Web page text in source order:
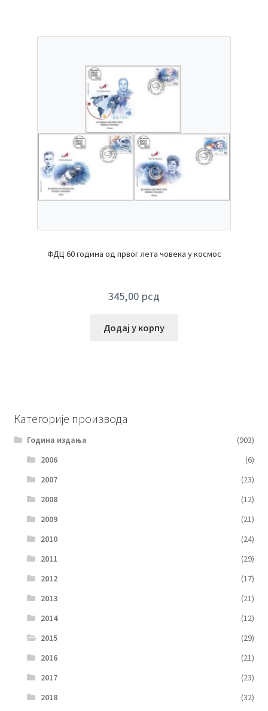
ФДЦ 60 година од првог лета човека у космос
345,00 рсд
Додај у корпу
Категорије производа
Година издања
(903)
2006
(6)
2007
(23)
2008
(12)
2009
(21)
2010
(24)
2011
(29)
2012
(17)
2013
(21)
2014
(12)
2015
(29)
2016
(21)
2017
(23)
2018
(32)